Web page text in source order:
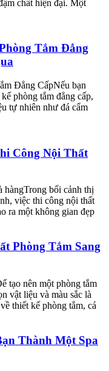
chất hiện đại. Một
Tắm Đẳng
Đẳng CấpNếu bạn
phòng tắm đẳng cấp,
tự nhiên như đá cẩm
Công Nội Thất
hàngTrong bối cảnh thị
việc thi công nội thất
ra một không gian đẹp
Phòng Tắm Sang
tạo nên một phòng tắm
vật liệu và màu sắc là
thiết kế phòng tắm, cá
Thành Một Spa